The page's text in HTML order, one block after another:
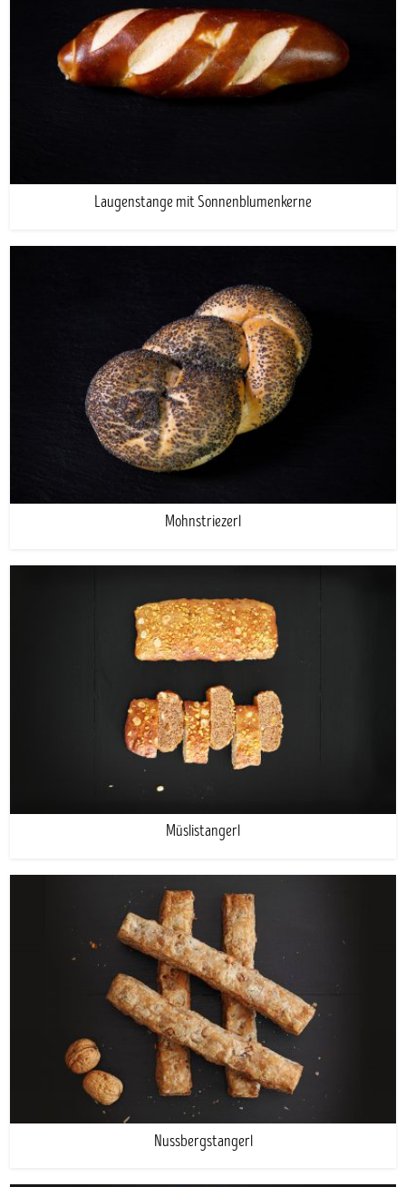
Laugenstange mit Sonnenblumenkerne
Mohnstriezerl
Müslistangerl
Nussbergstangerl